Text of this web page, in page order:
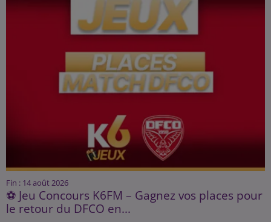
Fin : 14 août 2026
⚽ Jeu Concours K6FM – Gagnez vos places pour
le retour du DFCO en...